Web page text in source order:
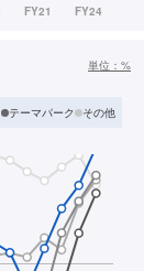
単位： %
テーマパーク その他